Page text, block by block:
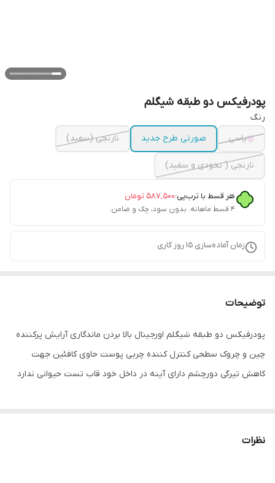
پودرفیکس دو طبقه شیگلم
رنگ
یاسی
صورتی طرح جدید نارنجی (سفید)
نارنجی ( نخودی و سفید)
هر قسط با ترب‌پی:۵۸۷٬۵۰۰ تومان
۴ قسط ماهانه. بدون سود، چک و ضامن.
زمان آماده‌سازی 15 روز کاری
توضیحات
پودرفیکس دو طبقه شیگلم اورجینال بالا بردن ماندگاری آرایش پرکننده
چین و چروک سطحی کنترل کننده چربی پوست حاوی کافئین جهت
کاهش تیرگی دورچشم دارای آینه در داخل خود قاب تست حیوانی ندارد
نظرات